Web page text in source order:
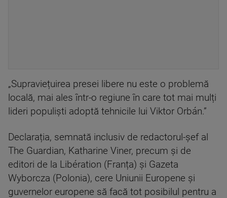
„Supraviețuirea presei libere nu este o problemă
locală, mai ales într-o regiune în care tot mai mulți
lideri populiști adoptă tehnicile lui Viktor Orbán.”
Declarația, semnată inclusiv de redactorul-șef al
The Guardian, Katharine Viner, precum și de
editori de la Libération (Franța) și Gazeta
Wyborcza (Polonia), cere Uniunii Europene și
guvernelor europene să facă tot posibilul pentru a